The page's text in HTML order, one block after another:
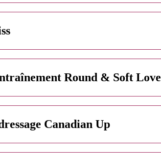
Round & Soft Love
Canadian Up